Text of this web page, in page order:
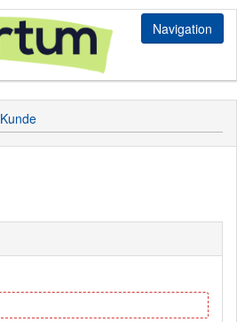
Navigation
Kunde